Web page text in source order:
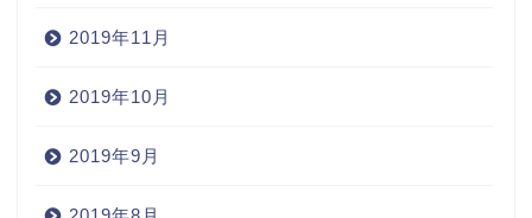
2019年11月
2019年10月
2019年9月